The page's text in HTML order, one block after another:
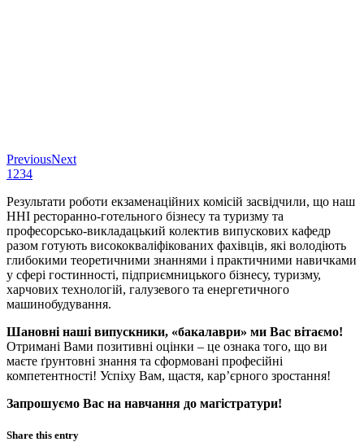
PreviousNext
1 234
Результати роботи екзаменаційних комісій засвідчили, що наш
ННІ ресторанно-готельного бізнесу та туризму та
професорсько-викладацький колектив випускових кафедр
разом готують висококваліфікованих фахівців, які володіють
глибокими теоретичними знаннями і практичними навичками
у сфері гостинності, підприємницького бізнесу, туризму,
харчових технологій, галузевого та енергетичного
машинобудування.
Шановні наші випускники, «бакалаври» ми Вас вітаємо!
Отримані Вами позитивні оцінки – це ознака того, що ви
маєте ґрунтовні знання та сформовані професійні
компетентності! Успіху Вам, щастя, кар’єрного зростання!
Запрошуємо Вас на навчання до магістратури!
Share this entry